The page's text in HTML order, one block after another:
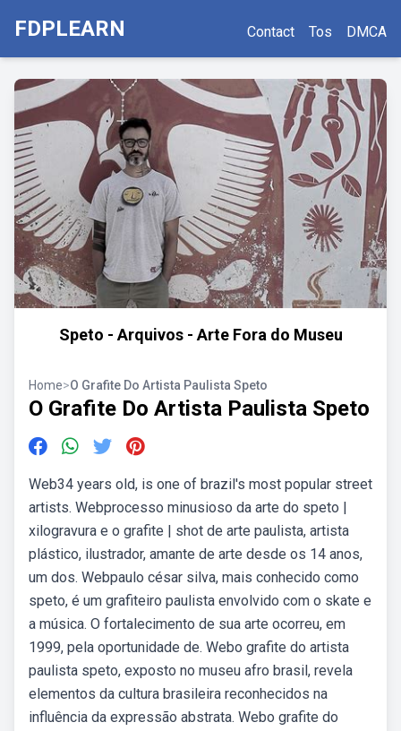
FDPLEARN Contact Tos DMCA
Speto - Arquivos - Arte Fora do Museu
Home>O Grafite Do Artista Paulista Speto
O Grafite Do Artista Paulista Speto
Web34 years old, is one of brazil's most popular street
artists. Webprocesso minusioso da arte do speto |
xilogravura e o grafite | shot de arte paulista, artista
plástico, ilustrador, amante de arte desde os 14 anos,
um dos. Webpaulo césar silva, mais conhecido como
speto, é um grafiteiro paulista envolvido com o skate e
a música. O fortalecimento de sua arte ocorreu, em
1999, pela oportunidade de. Webo grafite do artista
paulista speto, exposto no museu afro brasil, revela
elementos da cultura brasileira reconhecidos na
influência da expressão abstrata. Webo grafite do